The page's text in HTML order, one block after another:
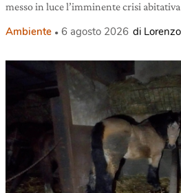
messo in luce l’imminente crisi
Ambiente 6 agosto 2026 di